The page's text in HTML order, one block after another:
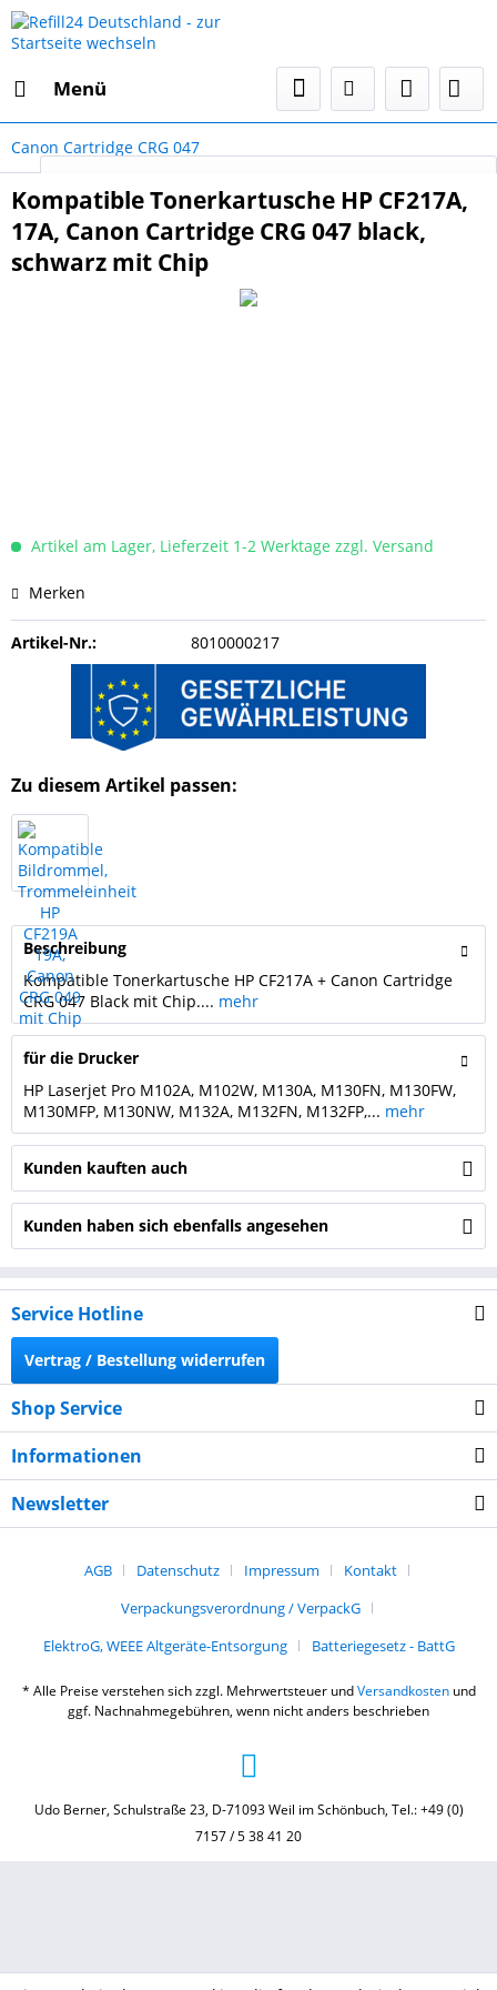
Menü
Canon Cartridge CRG 047
Kompatible Tonerkartusche HP CF217A,
17A, Canon Cartridge CRG 047 black,
schwarz mit Chip
Artikel am Lager, Lieferzeit 1-2 Werktage zzgl. Versand
Merken
Artikel-Nr.: 8010000217
Zu diesem Artikel passen:
Beschreibung
Kompatible Tonerkartusche HP CF217A + Canon Cartridge
CRG 047 Black mit Chip.... mehr
für die Drucker
HP Laserjet Pro M102A, M102W, M130A, M130FN, M130FW,
M130MFP, M130NW, M132A, M132FN, M132FP,... mehr
Kunden kauften auch
Kunden haben sich ebenfalls angesehen
Service Hotline
Vertrag / Bestellung widerrufen
Shop Service
Informationen
Newsletter
AGB Datenschutz Impressum
Kontakt
Verpackungsverordnung / VerpackG
ElektroG, WEEE Altgeräte-Entsorgung
Batteriegesetz - BattG
* Alle Preise verstehen sich zzgl. Mehrwertsteuer undVersandkostenund
ggf. Nachnahmegebühren, wenn nicht anders beschrieben
Udo Berner, Schulstraße 23, D-71093 Weil im Schönbuch, Tel.: +49 (0)
7157 / 5 38 41 20